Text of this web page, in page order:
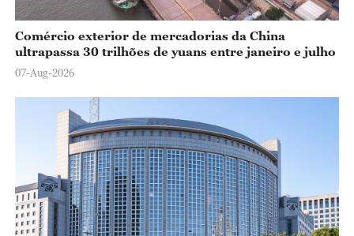
Comércio exterior de mercadorias da China
ultrapassa 30 trilhões de yuans entre janeiro e julho
07-Aug-2026